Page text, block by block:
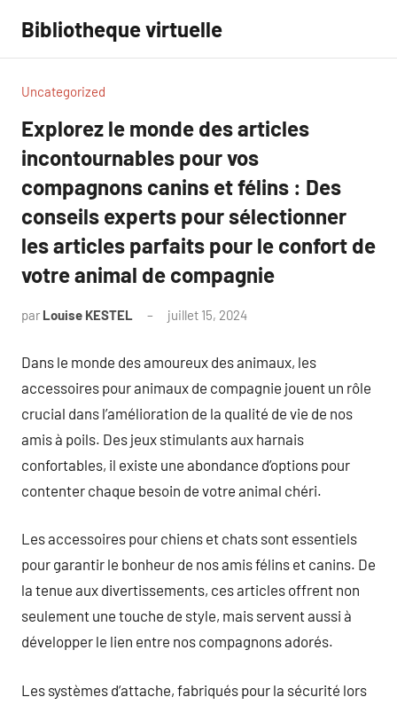
contenu
Bibliotheque virtuelle
Uncategorized
Explorez le monde des articles
incontournables pour vos
compagnons canins et félins : Des
conseils experts pour sélectionner
les articles parfaits pour le confort de
votre animal de compagnie
par Louise KESTEL juillet 15, 2024
Dans le monde des amoureux des animaux, les
accessoires pour animaux de compagnie jouent un rôle
crucial dans l’amélioration de la qualité de vie de nos
amis à poils. Des jeux stimulants aux harnais
confortables, il existe une abondance d’options pour
contenter chaque besoin de votre animal chéri.
Les accessoires pour chiens et chats sont essentiels
pour garantir le bonheur de nos amis félins et canins. De
la tenue aux divertissements, ces articles offrent non
seulement une touche de style, mais servent aussi à
développer le lien entre nos compagnons adorés.
Les systèmes d’attache, fabriqués pour la sécurité lors